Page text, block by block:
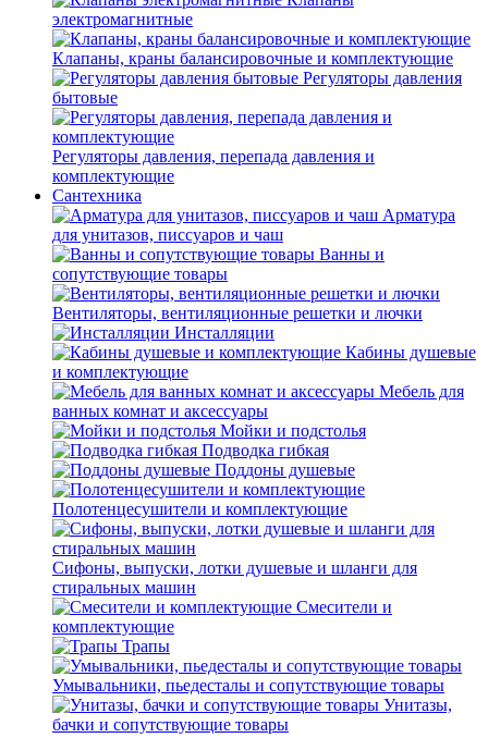
электромагнитные
Клапаны, краны балансировочные и комплектующие
Регуляторы давления
бытовые
Регуляторы давления, перепада давления и
комплектующие
Сантехника
Арматура
для унитазов, писсуаров и чаш
Ванны и
сопутствующие товары
Вентиляторы, вентиляционные решетки и лючки
Инсталляции
Кабины душевые
и комплектующие
Мебель для
ванных комнат и аксессуары
Мойки и подстолья
Подводка гибкая
Поддоны душевые
Полотенцесушители и комплектующие
Сифоны, выпуски, лотки душевые и шланги для
стиральных машин
Смесители и
комплектующие
Трапы
Умывальники, пьедесталы и сопутствующие товары
Унитазы,
бачки и сопутствующие товары